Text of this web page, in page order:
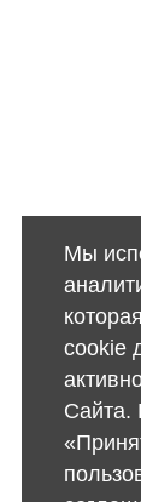
Мы
cookie
Сайта.